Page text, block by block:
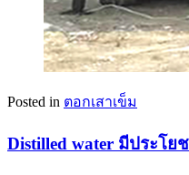
Posted in ตอกเสาเข็ม
Distilled water มีประโ